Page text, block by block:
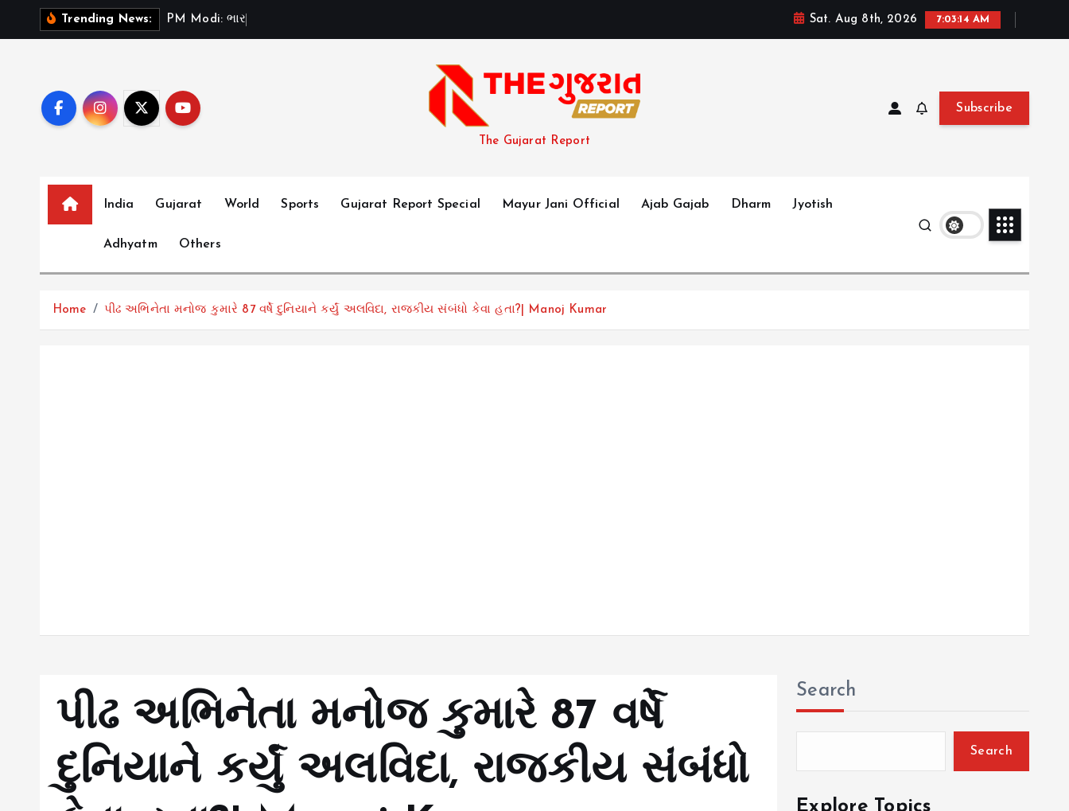
Trending News: P M M o d i: ભર Sat. Aug 8th, 2026 7:03:15 AM
The Gujarat Report
Subscribe
India Gujarat World Sports Gujarat Report Special Mayur Jani Official Ajab Gajab Dharm Jyotish
Adhyatm Others
Home પીઢ અભિનેતા મનોજ કુમારે 87 વર્ષે દુનિયાને કર્યું અલવિદા, રાજકીય સંબંધો કેવા હતા?| Manoj Kumar
પીઢ અભિનેતા મનોજ કુમારે 87 વર્ષે
દુનિયાને કર્યું અલવિદા, રાજકીય સંબંધો
Search
Search